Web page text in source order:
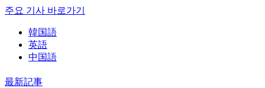
주요 기사 바로가기
韓国語
英語
中国語
最新記事